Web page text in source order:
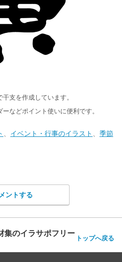
支を作成しています。
などポイント使いに便利です。
イベント・行事のイラスト
季節
ントする
集のイラサポフリー トップへ戻る